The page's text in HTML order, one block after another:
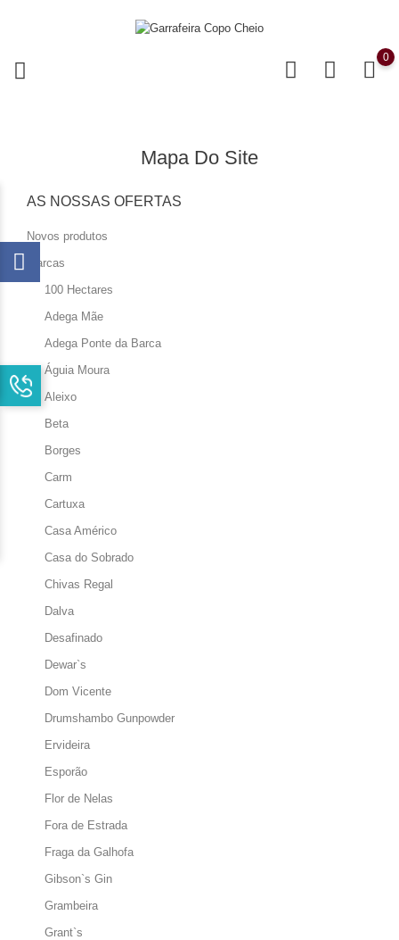
0
Mapa Do Site
AS NOSSAS OFERTAS
Novos produtos
Marcas
100 Hectares
Adega Mãe
Adega Ponte da Barca
Águia Moura
Aleixo
Beta
Borges
Carm
Cartuxa
Casa Américo
Casa do Sobrado
Chivas Regal
Dalva
Desafinado
Dewar`s
Dom Vicente
Drumshambo Gunpowder
Ervideira
Esporão
Flor de Nelas
Fora de Estrada
Fraga da Galhofa
Gibson`s Gin
Grambeira
Grant`s